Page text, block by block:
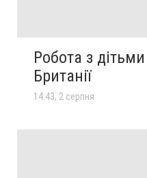
Робота з
Британії
14:43, 2 серпня